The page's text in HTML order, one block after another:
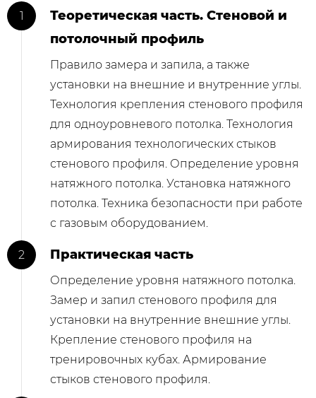
Теоретическая часть. Стеновой и
потолочный профиль
Правило замера и запила, а также
установки на внешние и внутренние углы.
Технология крепления стенового профиля
для одноуровневого потолка. Технология
армирования технологических стыков
стенового профиля. Определение уровня
натяжного потолка. Установка натяжного
потолка. Техника безопасности при работе
с газовым оборудованием.
Практическая часть
Определение уровня натяжного потолка.
Замер и запил стенового профиля для
установки на внутренние внешние углы.
Крепление стенового профиля на
тренировочных кубах. Армирование
стыков стенового профиля.